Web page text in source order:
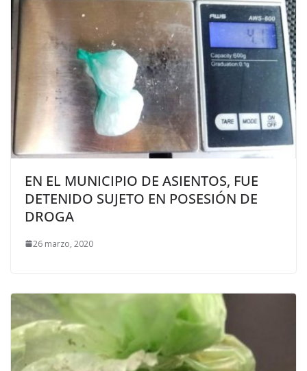
EN EL MUNICIPIO DE ASIENTOS, FUE
DETENIDO SUJETO EN POSESIÓN DE
DROGA
26 marzo, 2020